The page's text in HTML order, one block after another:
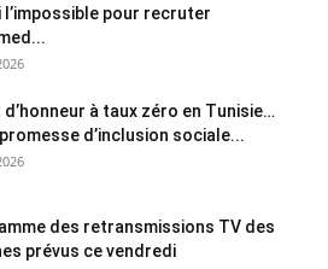
l’impossible pour recruter
d’honneur à taux zéro en Tunisie…
d’inclusion sociale...
des retransmissions TV des
prévus ce vendredi